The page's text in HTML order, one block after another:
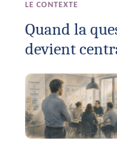
LE CONTEXTE
Quand la
devient